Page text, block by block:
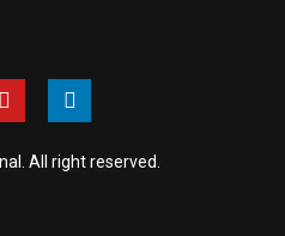
Y
o
u
t
u
L
i
n
k
e
All right reserved.